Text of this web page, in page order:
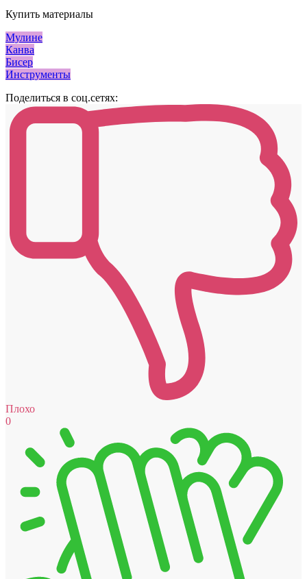
Купить материалы
Мулине
Канва
Бисер
Инструменты
Поделиться в соц.сетях:
Плохо
0